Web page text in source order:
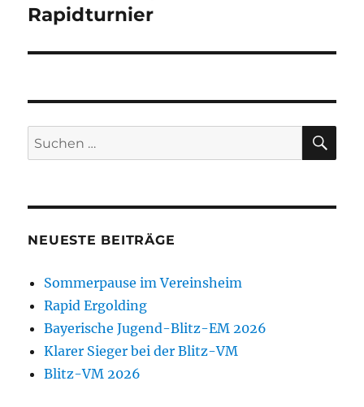
Beitrag:
Rapidturnier
Suchen
nach:
NEUESTE BEITRÄGE
Sommerpause im Vereinsheim
Rapid Ergolding
Bayerische Jugend-Blitz-EM 2026
Klarer Sieger bei der Blitz-VM
Blitz-VM 2026